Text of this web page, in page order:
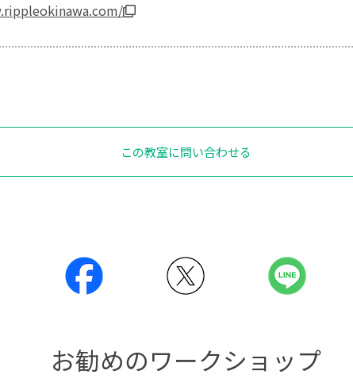
この教室に問い合わせる
お勧めのワークショップ